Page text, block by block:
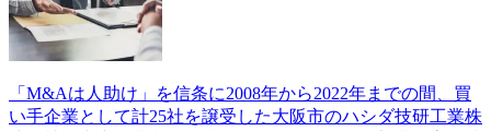
「M&Aは人助け」を信条に2008年から2022年までの間、買
い手企業として計25社を譲受した大阪市のハシダ技研工業株